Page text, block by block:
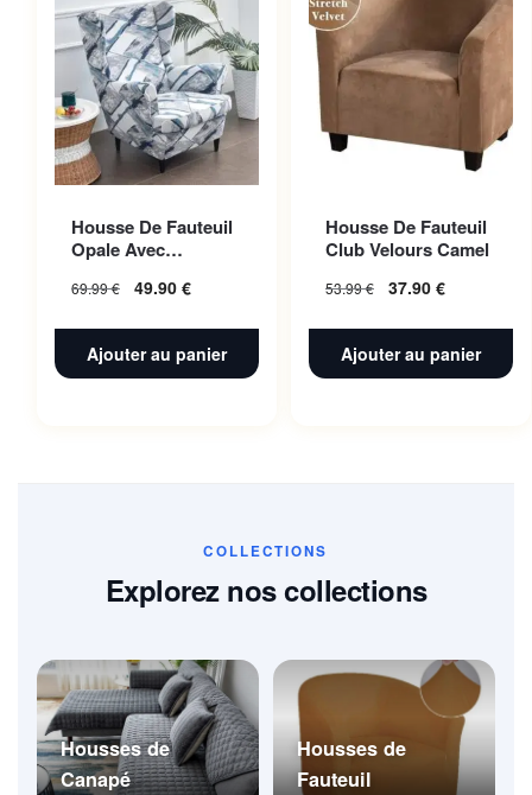
Housse De Fauteuil
Opale Avec
Extensible |
69.99€ 49.90 €
Ajouter au panier
Housse De Fauteuil
Club Velours Camel
53.99€ 37.90 €
Ajouter au panier
COLLECTIONS
Explorez nos collections
Housses de
Canapé
Housses de
Fauteuil